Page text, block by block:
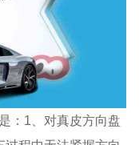
：1、对真皮方向盘